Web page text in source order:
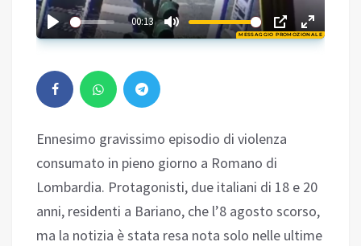
MESSAGGIO PROMOZIONALE
00:13
01:28
Ennesimo gravissimo episodio di violenza
consumato in pieno giorno a Romano di
Lombardia. Protagonisti, due italiani di 18 e 20
anni, residenti a Bariano, che l’8 agosto scorso,
ma la notizia è stata resa nota solo nelle ultime